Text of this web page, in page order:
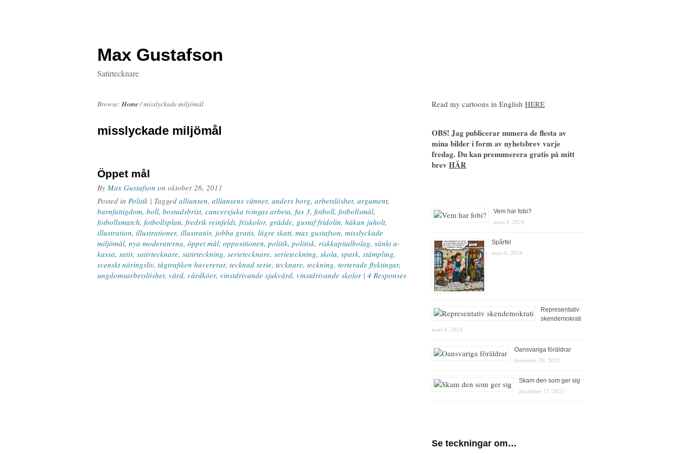
Max Gustafson
Satirtecknare
Browse: Home/misslyckade miljömål
misslyckade miljömål
Öppet mål
By Max Gustafson on oktober 26, 2011
Posted in Politik | Tagged alliansen, alliansens vänner, anders borg, arbetslöshet, argument,
barnfattigdom, boll, bostadsbrist, cancersjuka tvingas arbeta, fas 3, fotboll, fotbollsmål,
fotbollsmatch, fotbollsplan, fredrik reinfeldt, friskolor, grädde, gustaf fridolin, håkan juholt,
illustration, illustrationer, illustratör, jobba gratis, lägre skatt, max gustafson, misslyckade
miljömål, nya moderaterna, öppet mål, oppositionen, politik, politisk, riskkapitalbolag, sänkt a-
kassa, satir, satirtecknare, satirteckning, serietecknare, serieteckning, skola, spark, stämpling,
svenskt näringsliv, tågtrafiken havererar, tecknad serie, tecknare, teckning, torterade flyktingar,
ungdomsarbetslöshet, vård, vårdköer, vinstdrivande sjukvård, vinstdrivande skolor | 4 Responses
Read my cartoons in English HERE
OBS! Jag publicerar numera de flesta av
mina bilder i form av nyhetsbrev varje
fredag. Du kan prenumerera gratis på mitt
brev HÄR
Vem har fobi?
mars 4, 2024
Spårfel
mars 4, 2024
Representativ
skendemokrati
mars 4, 2024
Oansvariga föräldrar
december 20, 2021
Skam den som ger sig
december 17, 2021
Se teckningar om…